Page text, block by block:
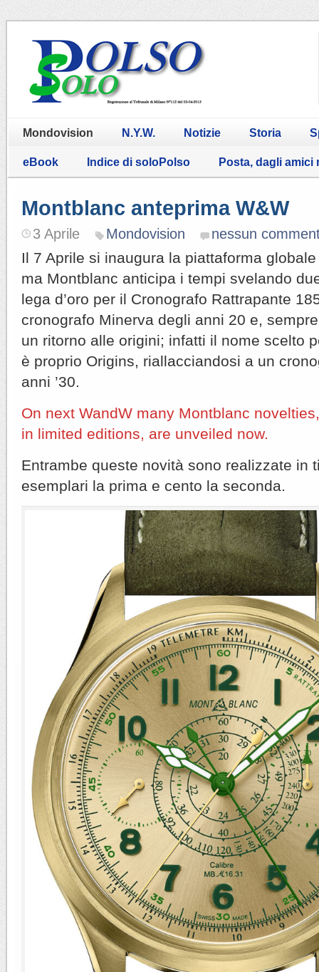
Mondovision N.Y.W. Notizie Storia
eBook Indice di soloPolso Posta, dagli amici
Montblanc anteprima W&W
3 Aprile Mondovision nessun
Il 7 Aprile si inaugura la piattaforma
ma Montblanc anticipa i tempi svelando
lega d’oro per il Cronografo Rattrapante
cronografo Minerva degli anni 20 e,
un ritorno alle origini; infatti il nome scelto
è proprio Origins, riallacciandosi a un
anni ’30.
On next WandW many Montblanc
in limited editions, are unveiled now.
Entrambe queste novità sono realizzate in
esemplari la prima e cento la seconda.